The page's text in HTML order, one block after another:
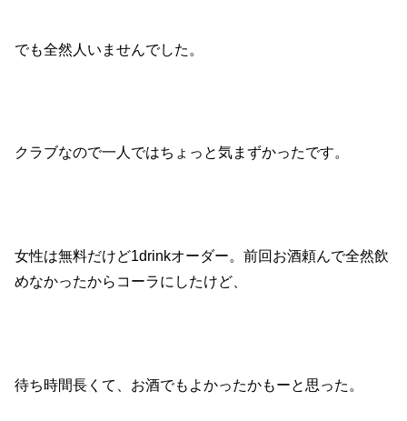
でも全然人いませんでした。
クラブなので一人ではちょっと気まずかったです。
女性は無料だけど1drinkオーダー。前回お酒頼んで全然飲
めなかったからコーラにしたけど、
待ち時間長くて、お酒でもよかったかもーと思った。